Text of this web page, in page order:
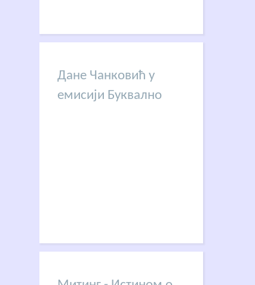
Дане Чанковић у
емисији Буквално